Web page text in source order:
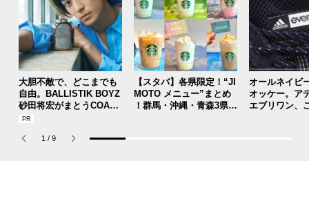
大胆不敵で、どこまでも
自由。BALLISTIK BOYZ
砂田将宏がまとうCOACH
の新作フレグランス「コ
パルファム」
【スタバ】各県限定！“JI
MOTO メニュー”まとめ
！群馬・沖縄・青森3県分
オールネイビ
オッケー。ア
エブリワン、
1 / 9